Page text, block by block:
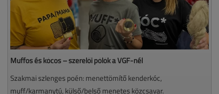
Muffos és kócos – szerelői pólók a VGF-nél
Szakmai szlenges poén: menettömítő kenderkóc,
muff/karmanytú, külső/belső menetes közcsavar.